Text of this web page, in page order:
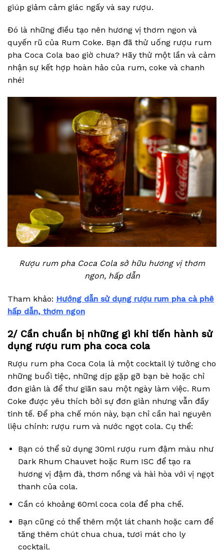
giúp giảm cảm giác ngấy và say rượu.
Đó là những điều tạo nên hương vị thơm ngon và
quyến rũ của Rum Coke. Bạn đã thử uống rượu rum
pha Coca Cola bao giờ chưa? Hãy thử một lần và cảm
nhận sự kết hợp hoàn hảo của rum, coke và chanh
nhé!
Rượu rum pha Coca Cola sở hữu hương vị thơm
ngon, hấp dẫn
Tham khảo: Hướng dẫn sử dụng rượu rum pha cà phê
hấp dẫn, thơm ngon
2/ Cần chuẩn bị những gì khi tiến hành sử
dụng rượu rum pha coca cola
Rượu rum pha Coca Cola là một cocktail lý tưởng cho
những buổi tiệc, những dịp gặp gỡ bạn bè hoặc chỉ
đơn giản là để thư giãn sau một ngày làm việc. Rum
Coke được yêu thích bởi sự đơn giản nhưng vẫn đầy
tinh tế. Để pha chế món này, bạn chỉ cần hai nguyên
liệu chính: rượu rum và nước ngọt cola. Cụ thể:
Bạn có thể sử dụng 30ml rượu rum đậm màu như
Dark Rhum Chauvet hoặc Rum ISC để tạo ra
hương vị đậm đà, thơm nồng và hài hòa với vị ngọt
thanh của cola.
Cần có khoảng 60ml coca cola để pha chế.
Bạn cũng có thể thêm một lát chanh hoặc cam để
tăng thêm chút chua chua, tươi mát cho ly
cocktail.